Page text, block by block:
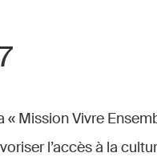
Mission Vivre
l’accès à la